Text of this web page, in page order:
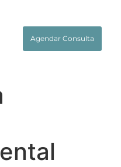
Agendar Consulta